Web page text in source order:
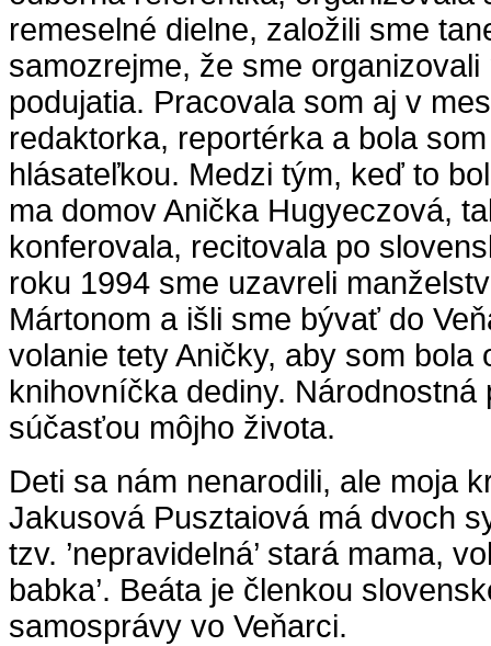
remeselné dielne, založili sme
samozrejme, že sme
podujatia. Pracovala som aj v
redaktorka, reportérka a bola
hlásateľkou. Medzi tým, keď to
ma domov Anička Hugyeczová,
konferovala, recitovala po
roku 1994 sme uzavreli
Mártonom a išli sme bývať do
volanie tety Aničky, aby som bola
knihovníčka dediny. Národnostná
súčasťou môjho života.
Deti sa nám nenarodili, ale moja
Jakusová Pusztaiová má dvoch
tzv. ’nepravidelná’ stará mama,
babka’. Beáta je členkou
samosprávy vo Veňarci.